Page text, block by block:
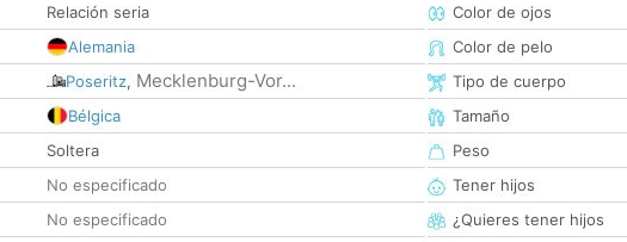
Relación seria
Alemania
Poseritz, Mecklenburg-Vor...
Bélgica
Soltera
No especificado
No especificado
Color de ojos
Color de pelo
Tipo de cuerpo
Tamaño
Peso
Tener hijos
¿Quieres tener hijos